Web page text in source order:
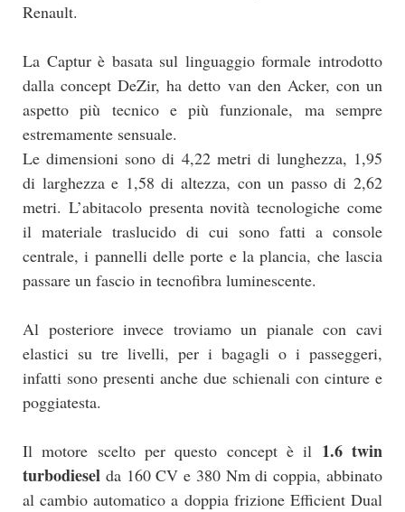
Renault.
La Captur è basata sul linguaggio formale introdotto
dalla concept DeZir, ha detto van den Acker, con un
aspetto più tecnico e più funzionale, ma sempre
estremamente sensuale.
Le dimensioni sono di 4,22 metri di lunghezza, 1,95
di larghezza e 1,58 di altezza, con un passo di 2,62
metri. L’abitacolo presenta novità tecnologiche come
il materiale traslucido di cui sono fatti a console
centrale, i pannelli delle porte e la plancia, che lascia
passare un fascio in tecnofibra luminescente.
Al posteriore invece troviamo un pianale con cavi
elastici su tre livelli, per i bagagli o i passeggeri,
infatti sono presenti anche due schienali con cinture e
poggiatesta.
Il motore scelto per questo concept è il 1.6 twin
turbodiesel da 160 CV e 380 Nm di coppia, abbinato
al cambio automatico a doppia frizione Efficient Dual